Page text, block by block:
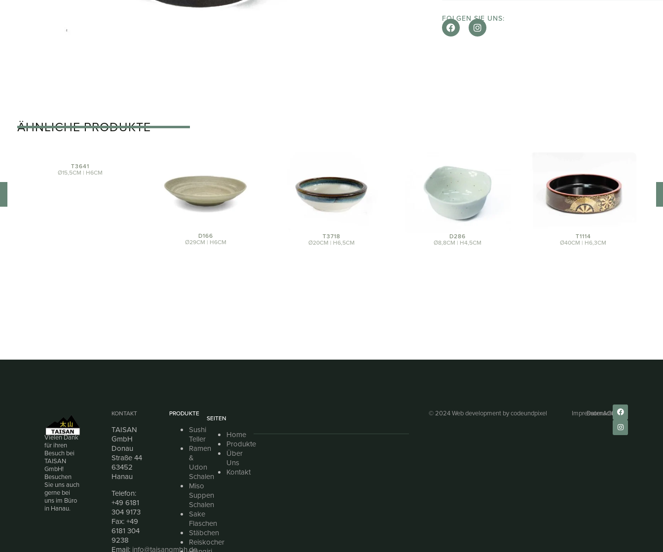
FOLGEN SIE UNS:
ÄHNLICHE PRODUKTE
T3641
Ø15,5CM | H6CM
D166
Ø29CM | H6CM
T3718
Ø20CM | H6,5CM
D286
Ø8,8CM | H4,5CM
T1114
Ø40CM | H6,3CM
Vielen Dank
für ihren
Besuch bei
TAISAN
GmbH!
Besuchen
Sie uns auch
gerne bei
uns im Büro
in Hanau.
KONTAKT
TAISAN
GmbH
Donau
Straße 44
63452
Hanau
Telefon:
+49 6181
304 9173
Fax: +49
6181 304
9238
Email: info@taisangmbh.de
PRODUKTE
Sushi
Teller
Ramen
&
Udon
Schalen
Miso
Suppen
Schalen
Sake
Flaschen
Stäbchen
Reiskocher
SEITEN
Home
Produkte
Über
Uns
Kontakt
© 2024 Web development bycodeundpixel ImpressumDatenschutz
AGB